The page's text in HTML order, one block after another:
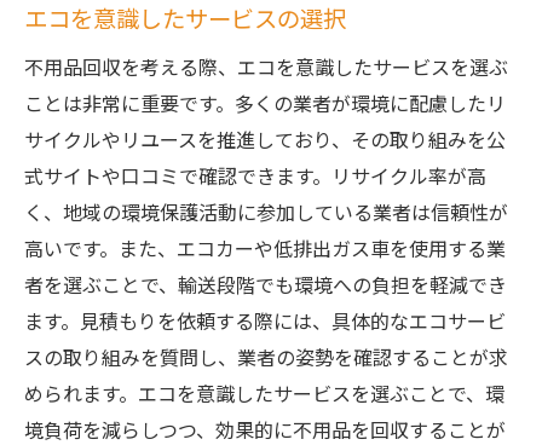
エコを意識したサービスの選択
不用品回収を考える際、エコを意識したサービスを選ぶ
ことは非常に重要です。多くの業者が環境に配慮したリ
サイクルやリユースを推進しており、その取り組みを公
式サイトや口コミで確認できます。リサイクル率が高
く、地域の環境保護活動に参加している業者は信頼性が
高いです。また、エコカーや低排出ガス車を使用する業
者を選ぶことで、輸送段階でも環境への負担を軽減でき
ます。見積もりを依頼する際には、具体的なエコサービ
スの取り組みを質問し、業者の姿勢を確認することが求
められます。エコを意識したサービスを選ぶことで、環
境負荷を減らしつつ、効果的に不用品を回収することが